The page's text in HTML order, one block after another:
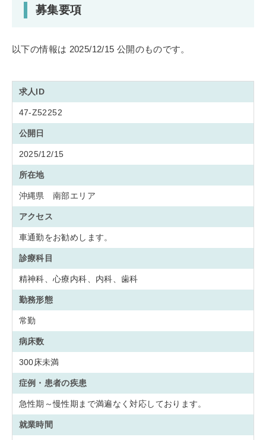
募集要項
以下の情報は 2025/12/15 公開のものです。
求人ID
47-Z52252
公開日
2025/12/15
所在地
沖縄県 南部エリア
アクセス
車通勤をお勧めします。
診療科目
精神科、心療内科、内科、歯科
勤務形態
常勤
病床数
300床未満
症例・患者の疾患
急性期～慢性期まで満遍なく対応しております。
就業時間